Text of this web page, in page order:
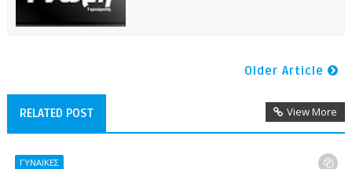
Older Article
RELATED POST View More
ΓΥΝΑΙΚΕΣ